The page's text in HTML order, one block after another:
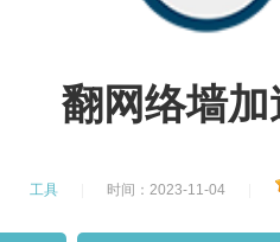
翻网络墙加
工具 时间：2023-11-04